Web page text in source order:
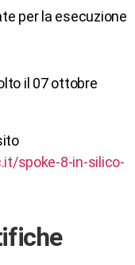
per la esecuzione
il 07 ottobre
spoke-8-in-silico-